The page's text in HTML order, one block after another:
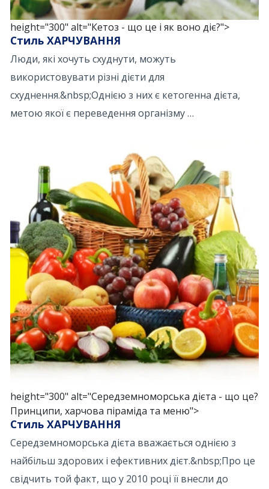
height="300" alt="Кетоз - що це і як воно діє?">
Стиль ХАРЧУВАННЯ
Люди, які хочуть схуднути, можуть
використовувати різні дієти для
схуднення.&nbsp;Однією з них є кетогенна дієта,
метою якої є переведення організму …
height="300" alt="Середземноморська дієта - що це?
Принципи, харчова піраміда та меню">
Стиль ХАРЧУВАННЯ
Середземноморська дієта вважається однією з
найбільш здорових і ефективних дієт.&nbsp;Про це
свідчить той факт, що у 2010 році її внесли до